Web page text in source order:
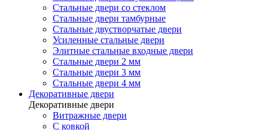
Стальные двери со стеклом
Стальные двери тамбурные
Стальные двустворчатые двери
Усиленные стальные двери
Элитные стальные входные двери
Стальные двери 2 мм
Стальные двери 3 мм
Стальные двери 4 мм
Декоративные двери
Декоративные двери
Витражные двери
С ковкой